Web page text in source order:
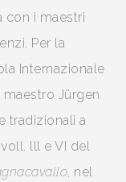
con i maestri
Per la
Internazionale
Jürgen
tradizionali a
lll e VI del
, nel